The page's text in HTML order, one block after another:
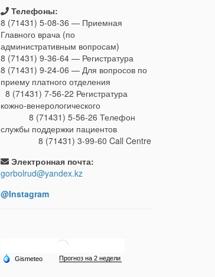
Телефоны:
8 (71431) 5-08-36 — Приемная
Главного врача (по
административным вопросам)
8 (71431) 9-36-64 — Регистратура
8 (71431) 9-24-06 — Для вопросов по
приему платного отделения
8 (71431) 7-56-22 Регистратура
кожно-венерологического
8 (71431) 5-56-26 Телефон
службы поддержки пациентов
8 (71431) 3-99-60 Call Centre
Электронная почта:
gorbolrud@yandex.kz
@Instagram